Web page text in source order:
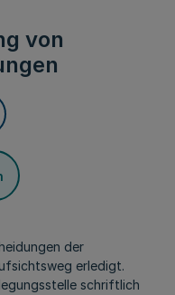
von
der
erledigt.
schriftlich